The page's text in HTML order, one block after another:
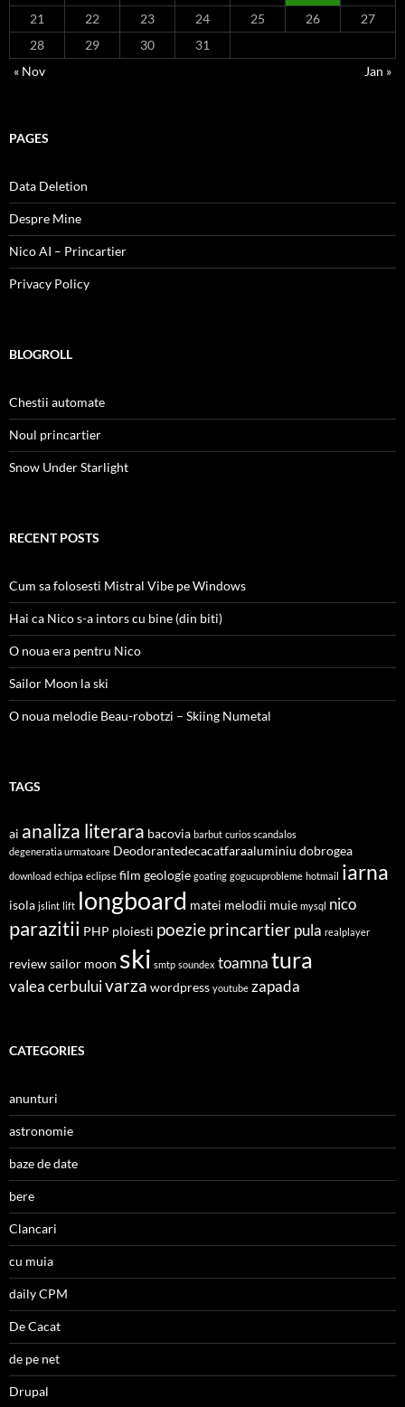
21
22 23 24 25 26
27
28
29 30
31
« Nov
Jan »
PAGES
Data Deletion
Despre Mine
Nico AI – Princartier
Privacy Policy
BLOGROLL
Chestii automate
Noul princartier
Snow Under Starlight
RECENT POSTS
Cum sa folosesti Mistral Vibe pe Windows
Hai ca Nico s-a intors cu bine (din biti)
O noua era pentru Nico
Sailor Moon la ski
O noua melodie Beau-robotzi – Skiing Numetal
TAGS
ai analiza literara bacovia barbut curios scandalos
degeneratia urmatoare Deodorantedecacatfaraaluminiu dobrogea
download echipa eclipse film geologie goating gogucuprobleme hotmail iarna
isola jslint lift longboard matei melodii muie mysql nico
parazitii PHP ploiesti poezieprincartierpula realplayer
reviewsailor moon ski smtp soundex toamnatura
valea cerbuluivarza wordpress youtube zapada
CATEGORIES
anunturi
astronomie
baze de date
bere
Clancari
cu muia
daily CPM
De Cacat
de pe net
Drupal